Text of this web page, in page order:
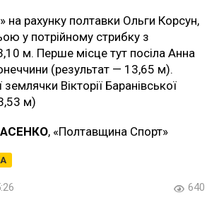
на рахунку полтавки Ольги Корсун,
у потрійному стрибку з
м. Перше місце тут посіла Анна
(результат — 13,65 м).
землячки Вікторії Баранівської
м)
, «Полтавщина Спорт»
640